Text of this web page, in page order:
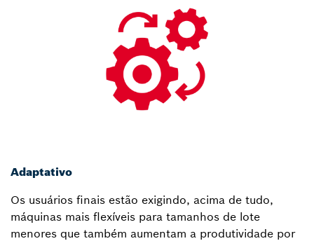
Adaptativo
Os usuários finais estão exigindo, acima de tudo,
máquinas mais flexíveis para tamanhos de lote
menores que também aumentam a produtividade por